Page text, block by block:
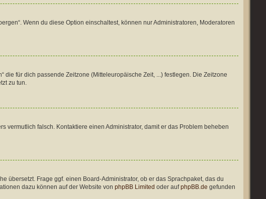
Wenn du diese Option einschaltest, können nur Administratoren, Moderatoren
für dich passende Zeitzone (Mitteleuropäische Zeit, ...) festlegen. Die Zeitzone
zu tun.
vermutlich falsch. Kontaktiere einen Administrator, damit er das Problem beheben
übersetzt. Frage ggf. einen Board-Administrator, ob er das Sprachpaket, das du
dazu können auf der Website von phpBB Limited oder aufphpBB.de gefunden